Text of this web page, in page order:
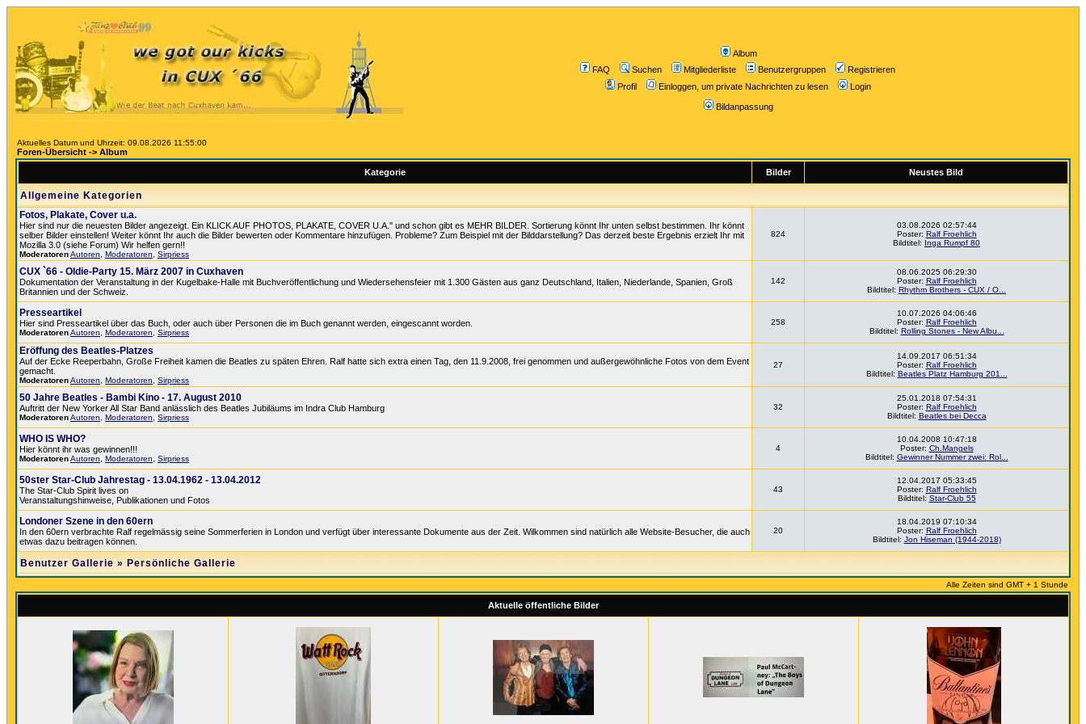
Album
FAQ
Suchen Mitgliederliste Benutzergruppen
Registrieren
Profil
Einloggen, um private Nachrichten zu lesen Login
Bildanpassung
Aktuelles Datum und Uhrzeit: 09.08.2026 11:55:00
Foren-Übersicht -> Album
Kategorie Bilder Neustes Bild
Allgemeine Kategorien
Fotos, Plakate, Cover u.a.
Hier sind nur die neuesten Bilder angezeigt. Ein KLICK AUF PHOTOS, PLAKATE, COVER U.A." und schon gibt es MEHR BILDER. Sortierung könnt Ihr unten selbst bestimmen. Ihr könnt
selber Bilder einstellen! Weiter könnt Ihr auch die Bilder bewerten oder Kommentare hinzufügen. Probleme? Zum Beispiel mit der Bilddarstellung? Das derzeit beste Ergebnis erzielt Ihr mit
Mozilla 3.0 (siehe Forum) Wir helfen gern!!
ModeratorenAutoren Moderatoren Sirpriess
824
03.08.2026 02:57:44
Poster: Ralf Froehlich
Bildtitel: Inga Rumpf 80
CUX `66 - Oldie-Party 15. März 2007 in Cuxhaven
Dokumentation der Veranstaltung in der Kugelbake-Halle mit Buchveröffentlichung und Wiedersehensfeier mit 1.300 Gästen aus ganz Deutschland, Italien, Niederlande, Spanien, Groß
Britannien und der Schweiz.
142
08.06.2025 06:29:30
Poster: Ralf Froehlich
Bildtitel: Rhythm Brothers - CUX / O...
Presseartikel
Hier sind Presseartikel über das Buch, oder auch über Personen die im Buch genannt werden, eingescannt worden.
ModeratorenAutoren Moderatoren Sirpriess
258
10.07.2026 04:06:46
Poster: Ralf Froehlich
Bildtitel: Rolling Stones - New Albu...
Eröffung des Beatles-Platzes
Auf der Ecke Reeperbahn, Große Freiheit kamen die Beatles zu späten Ehren. Ralf hatte sich extra einen Tag, den 11.9.2008, frei genommen und außergewöhnliche Fotos von dem Event
gemacht.
ModeratorenAutoren Moderatoren Sirpriess
27
14.09.2017 06:51:34
Poster: Ralf Froehlich
Bildtitel: Beatles Platz Hamburg 201...
50 Jahre Beatles - Bambi Kino - 17. August 2010
Auftritt der New Yorker All Star Band anlässlich des Beatles Jubiläums im Indra Club Hamburg
ModeratorenAutoren Moderatoren Sirpriess
32
25.01.2018 07:54:31
Poster: Ralf Froehlich
Bildtitel: Beatles bei Decca
WHO IS WHO?
Hier könnt ihr was gewinnen!!!
ModeratorenAutoren Moderatoren Sirpriess
4
10.04.2008 10:47:18
Poster: Ch.Mangels
Bildtitel: Gewinner Nummer zwei: Rol...
50ster Star-Club Jahrestag - 13.04.1962 - 13.04.2012
The Star-Club Spirit lives on
Veranstaltungshinweise, Publikationen und Fotos
43
12.04.2017 05:33:45
Poster: Ralf Froehlich
Bildtitel: Star-Club 55
Londoner Szene in den 60ern
In den 60ern verbrachte Ralf regelmässig seine Sommerferien in London und verfügt über interessante Dokumente aus der Zeit. Wilkommen sind natürlich alle Website-Besucher, die auch
etwas dazu beitragen können.
20
18.04.2019 07:10:34
Poster: Ralf Froehlich
Bildtitel: Jon Hiseman (1944-2018)
Benutzer Gallerie » Persönliche Gallerie
Alle Zeiten sind GMT + 1 Stunde
Aktuelle öffentliche Bilder